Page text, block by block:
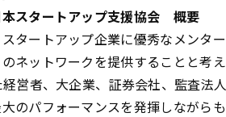
スタートアップ支援協会 概要
タートアップ企業に優秀なメンタ
ネットワークを提供することと考
営者、大企業、証券会社、監査法
のパフォーマンスを発揮しながら